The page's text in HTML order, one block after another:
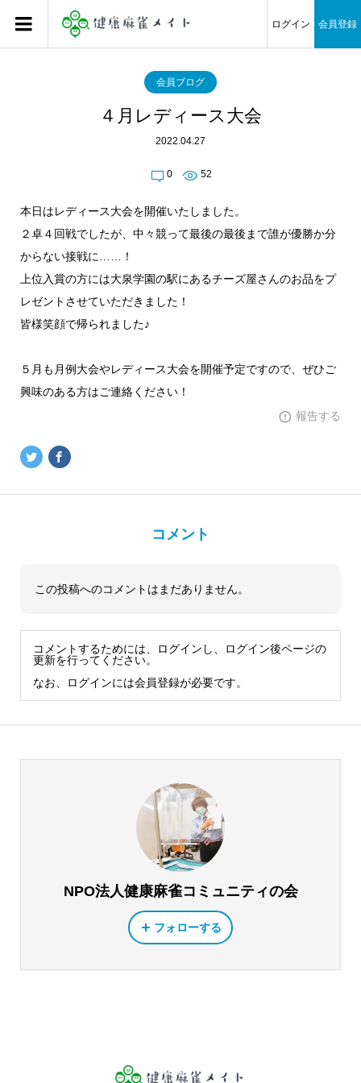
ログイン 会員登録
会員ブログ
４月レディース大会
2022.04.27
0 52
本日はレディース大会を開催いたしました。
２卓４回戦でしたが、中々競って最後の最後まで誰が優勝か分
からない接戦に……！
上位入賞の方には大泉学園の駅にあるチーズ屋さんのお品をプ
レゼントさせていただきました！
皆様笑顔で帰られました♪
５月も月例大会やレディース大会を開催予定ですので、ぜひご
興味のある方はご連絡ください！
報告する
コメント
この投稿へのコメントはまだありません。
コメントするためには、ログインし、ログイン後ページの
更新を行ってください。
なお、ログインには会員登録が必要です。
NPO法人健康麻雀コミュニティの会
フォローする